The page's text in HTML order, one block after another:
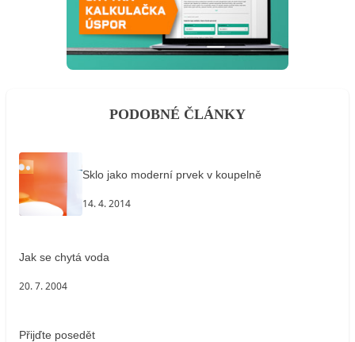
PODOBNÉ ČLÁNKY
Sklo jako moderní prvek v koupelně
14. 4. 2014
Jak se chytá voda
20. 7. 2004
Přijďte posedět